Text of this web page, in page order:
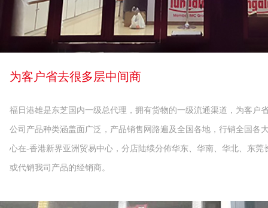
为客户省去很多层中间商
福日港雄是东芝国内一级总代理，拥有货物的一级流通渠道，为客户
公司产品种类涵盖面广泛，产品销售网路遍及全国各地，行销全国各
心在-香港新界亚洲贸易中心，分店陆续分佈华东、华南、华北、东
或代销我司产品的经销商。